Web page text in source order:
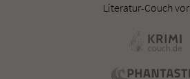
Literatur-Couch